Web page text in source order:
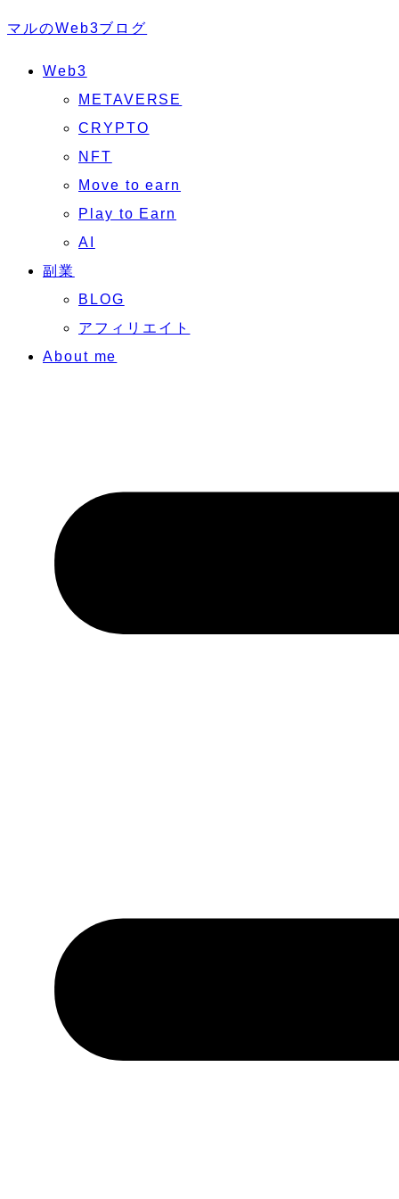
マルのWeb3ブログ
Web3
METAVERSE
CRYPTO
NFT
Move to earn
Play to Earn
AI
副業
BLOG
アフィリエイト
About me